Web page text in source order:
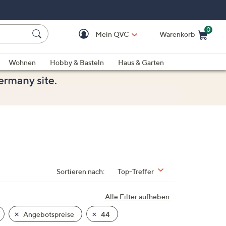
Mein QVC Warenkorb
0
Wohnen Hobby & Basteln
Haus & Garten
Sortieren nach: Top-Treffer
Alle Filter aufheben
Angebotspreise 44